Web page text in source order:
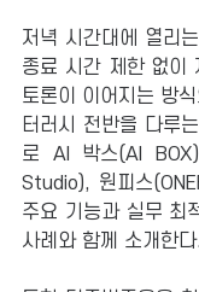
저녁 시간대에 열리
종료 시간 제한 없이
토론이 이어지는 방
터러시 전반을 다루
로 AI 박스(AI
Studio), 원피스
주요 기능과 실무 최
사례와 함께 소개한다.